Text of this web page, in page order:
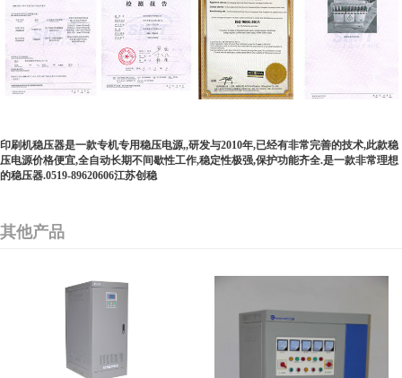
印刷机稳压器是一款专机专用稳压电源,,研发与2010年,已经有非常完善的技术,此款稳
压电源价格便宜,全自动长期不间歇性工作,稳定性极强,保护功能齐全.是一款非常理想
的稳压器.0519-89620606江苏创稳
其他产品